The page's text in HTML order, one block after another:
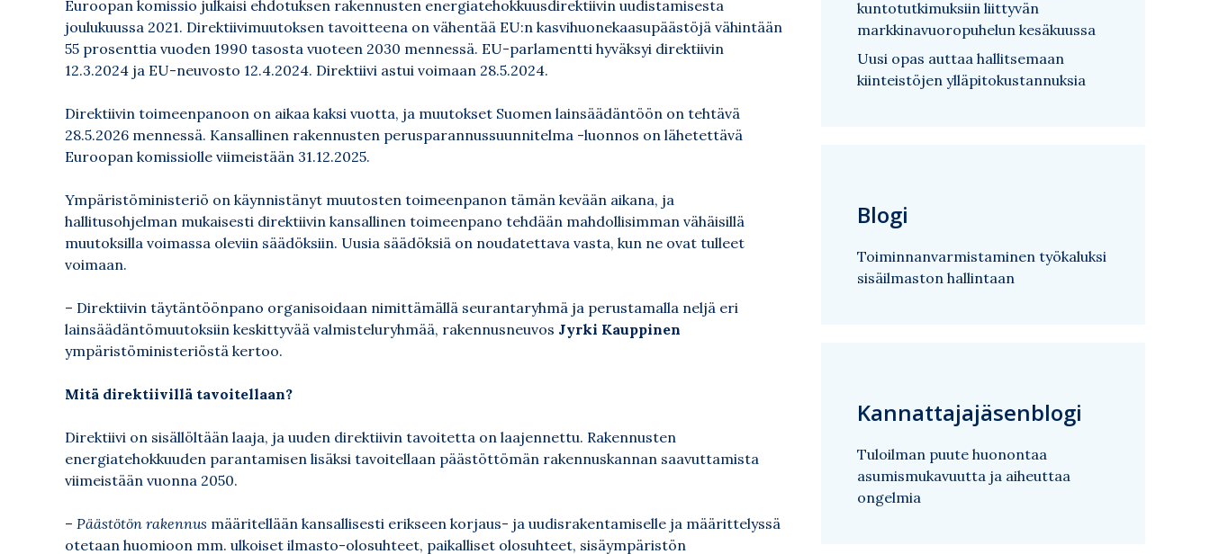
Euroopan komissio julkaisi ehdotuksen rakennusten energiatehokkuusdirektiivin uudistamisesta
joulukuussa 2021. Direktiivimuutoksen tavoitteena on vähentää EU:n kasvihuonekaasupäästöjä vähintään
55 prosenttia vuoden 1990 tasosta vuoteen 2030 mennessä. EU-parlamentti hyväksyi direktiivin
12.3.2024 ja EU-neuvosto 12.4.2024. Direktiivi astui voimaan 28.5.2024.
Direktiivin toimeenpanoon on aikaa kaksi vuotta, ja muutokset Suomen lainsäädäntöön on tehtävä
28.5.2026 mennessä. Kansallinen rakennusten perusparannussuunnitelma -luonnos on lähetettävä
Euroopan komissiolle viimeistään 31.12.2025.
Ympäristöministeriö on käynnistänyt muutosten toimeenpanon tämän kevään aikana, ja
hallitusohjelman mukaisesti direktiivin kansallinen toimeenpano tehdään mahdollisimman vähäisillä
muutoksilla voimassa oleviin säädöksiin. Uusia säädöksiä on noudatettava vasta, kun ne ovat tulleet
voimaan.
– Direktiivin täytäntöönpano organisoidaan nimittämällä seurantaryhmä ja perustamalla neljä eri
lainsäädäntömuutoksiin keskittyvää valmisteluryhmää, rakennusneuvos Jyrki Kauppinen
ympäristöministeriöstä kertoo.
Mitä direktiivillä tavoitellaan?
Direktiivi on sisällöltään laaja, ja uuden direktiivin tavoitetta on laajennettu. Rakennusten
energiatehokkuuden parantamisen lisäksi tavoitellaan päästöttömän rakennuskannan saavuttamista
viimeistään vuonna 2050.
– Päästötön rakennus määritellään kansallisesti erikseen korjaus- ja uudisrakentamiselle ja määrittelyssä
otetaan huomioon mm. ulkoiset ilmasto-olosuhteet, paikalliset olosuhteet, sisäympäristön
kuntotutkimuksiin liittyvän
markkinavuoropuhelun kesäkuussa
Uusi opas auttaa hallitsemaan
kiinteistöjen ylläpitokustannuksia
Blogi
Toiminnanvarmistaminen työkaluksi
sisäilmaston hallintaan
Kannattajajäsenblogi
Tuloilman puute huonontaa
asumismukavuutta ja aiheuttaa
ongelmia